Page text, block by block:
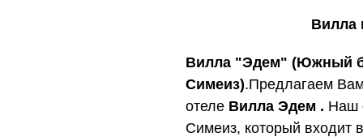
Вилла
Вилла "Эдем" (Южный
Симеиз).Предлагаем
отеле Вилла Эдем . Наш
Симеиз, который входит